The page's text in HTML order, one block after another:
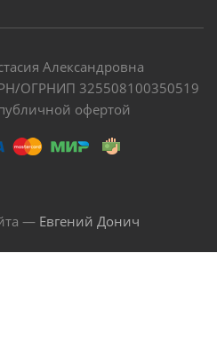
Александровна
ОГРНИП 325508100350519
офертой
— Евгений Донич